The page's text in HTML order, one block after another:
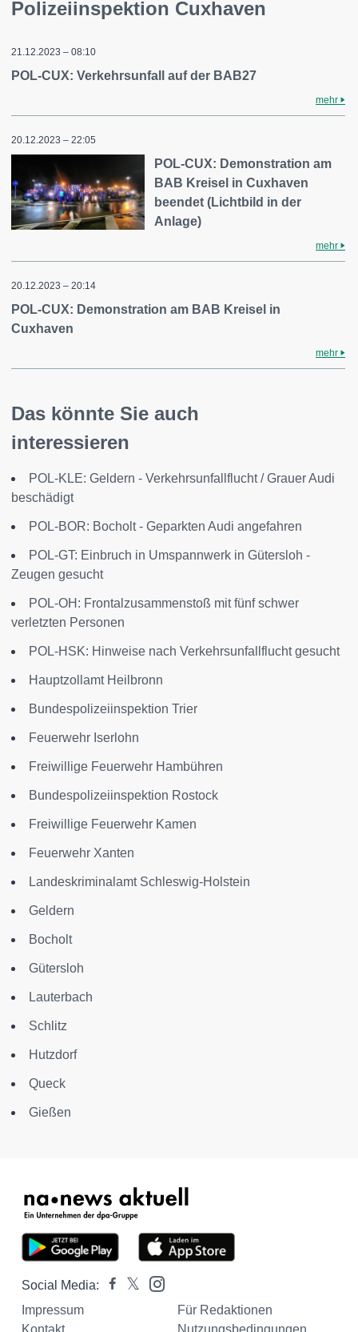
Polizeiinspektion Cuxhaven
21.12.2023 – 08:10
POL-CUX: Verkehrsunfall auf der BAB27
mehr
20.12.2023 – 22:05
POL-CUX: Demonstration am
BAB Kreisel in Cuxhaven
beendet (Lichtbild in der
Anlage)
mehr
20.12.2023 – 20:14
POL-CUX: Demonstration am BAB Kreisel in
Cuxhaven
mehr
Das könnte Sie auch
interessieren
POL-KLE: Geldern - Verkehrsunfallflucht / Grauer Audi
beschädigt
POL-BOR: Bocholt - Geparkten Audi angefahren
POL-GT: Einbruch in Umspannwerk in Gütersloh -
Zeugen gesucht
POL-OH: Frontalzusammenstoß mit fünf schwer
verletzten Personen
POL-HSK: Hinweise nach Verkehrsunfallflucht gesucht
Hauptzollamt Heilbronn
Bundespolizeiinspektion Trier
Feuerwehr Iserlohn
Freiwillige Feuerwehr Hambühren
Bundespolizeiinspektion Rostock
Freiwillige Feuerwehr Kamen
Feuerwehr Xanten
Landeskriminalamt Schleswig-Holstein
Geldern
Bocholt
Gütersloh
Lauterbach
Schlitz
Hutzdorf
Queck
Gießen
Social Media:
Impressum
Für Redaktionen
Kontakt
Nutzungsbedingungen